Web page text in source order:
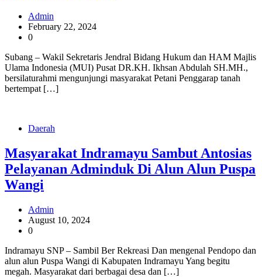
Admin
February 22, 2024
0
Subang – Wakil Sekretaris Jendral Bidang Hukum dan HAM Majlis
Ulama Indonesia (MUI) Pusat DR.KH. Ikhsan Abdulah SH.MH.,
bersilaturahmi mengunjungi masyarakat Petani Penggarap tanah
bertempat […]
Daerah
Masyarakat Indramayu Sambut Antosias
Pelayanan Adminduk Di Alun Alun Puspa
Wangi
Admin
August 10, 2024
0
Indramayu SNP – Sambil Ber Rekreasi Dan mengenal Pendopo dan
alun alun Puspa Wangi di Kabupaten Indramayu Yang begitu
megah. Masyarakat dari berbagai desa dan […]